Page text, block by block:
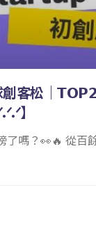
創客松｜
】
了嗎？👀🔥 從百